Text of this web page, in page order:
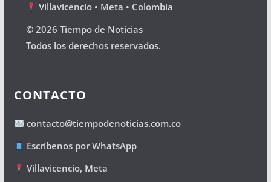
Villavicencio • Meta • Colombia
© 2026 Tiempo de Noticias
Todos los derechos reservados.
CONTACTO
contacto@tiempodenoticias.com.co
Escríbenos por WhatsApp
Villavicencio, Meta